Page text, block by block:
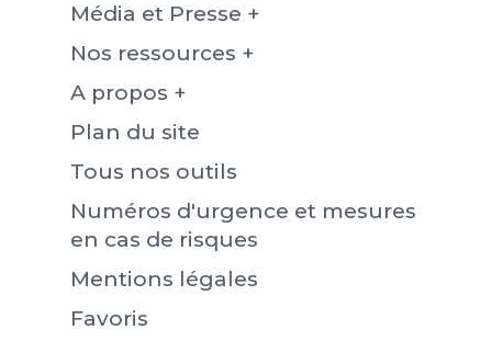
Média et Presse +
Nos ressources +
A propos +
Plan du site
Tous nos outils
Numéros d'urgence et mesures
en cas de risques
Mentions légales
Favoris